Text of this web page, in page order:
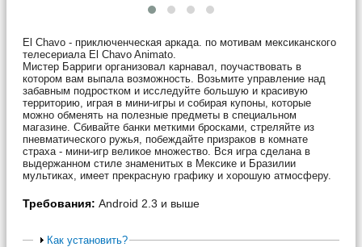
El Chavo - приключенческая аркада. по мотивам мексиканского
телесериала El Chavo Animato.
Мистер Барриги организовал карнавал, поучаствовать в
котором вам выпала возможность. Возьмите управление над
забавным подростком и исследуйте большую и красивую
территорию, играя в мини-игры и собирая купоны, которые
можно обменять на полезные предметы в специальном
магазине. Сбивайте банки меткими бросками, стреляйте из
пневматического ружья, побеждайте призраков в комнате
страха - мини-игр великое множество. Вся игра сделана в
выдержанном стиле знаменитых в Мексике и Бразилии
мультиках, имеет прекрасную графику и хорошую атмосферу.
Требования: Android 2.3 и выше
Как установить?